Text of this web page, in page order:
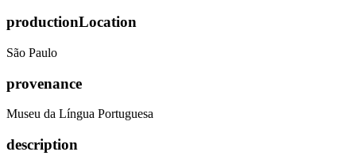
productionLocation
São Paulo
provenance
Museu da Língua Portuguesa
description